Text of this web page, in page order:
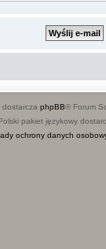
dostarcza phpBB® Forum
pakiet językowy
ochrony danych